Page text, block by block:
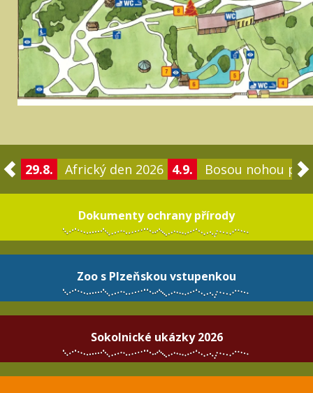
29.8. Africký den 2026 4.9. Bosou nohou po
Dokumenty ochrany přírody
Zoo s Plzeňskou vstupenkou
Sokolnické ukázky 2026